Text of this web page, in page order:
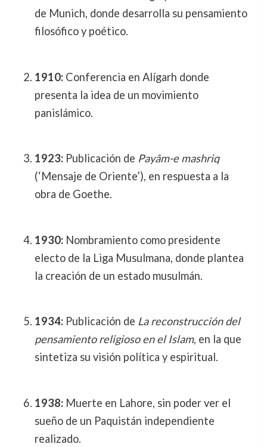
de Munich, donde desarrolla su pensamiento
filosófico y poético.
1910:Conferencia en Alígarh donde
presenta la idea de un movimiento
panislámico.
1923:Publicación de Payâm-e mashriq
(‘Mensaje de Oriente’), en respuesta a la
obra de Goethe.
1930:Nombramiento como presidente
electo de la Liga Musulmana, donde plantea
la creación de un estado musulmán.
1934:Publicación de La reconstrucción del
pensamiento religioso en el Islam, en la que
sintetiza su visión política y espiritual.
1938:Muerte en Lahore, sin poder ver el
sueño de un Paquistán independiente
realizado.